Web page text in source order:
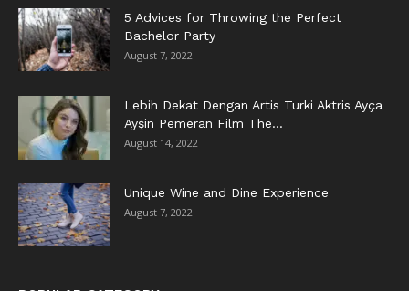
5 Advices for Throwing the Perfect
Bachelor Party
August 7, 2022
Lebih Dekat Dengan Artis Turki Aktris Ayça
Ayşin Pemeran Film The...
August 14, 2022
Unique Wine and Dine Experience
August 7, 2022